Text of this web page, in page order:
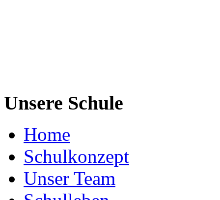
Unsere Schule
Home
Schulkonzept
Unser Team